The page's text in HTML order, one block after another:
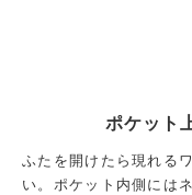
ポケット
ふたを開けたら現れる
い。ポケット内側には